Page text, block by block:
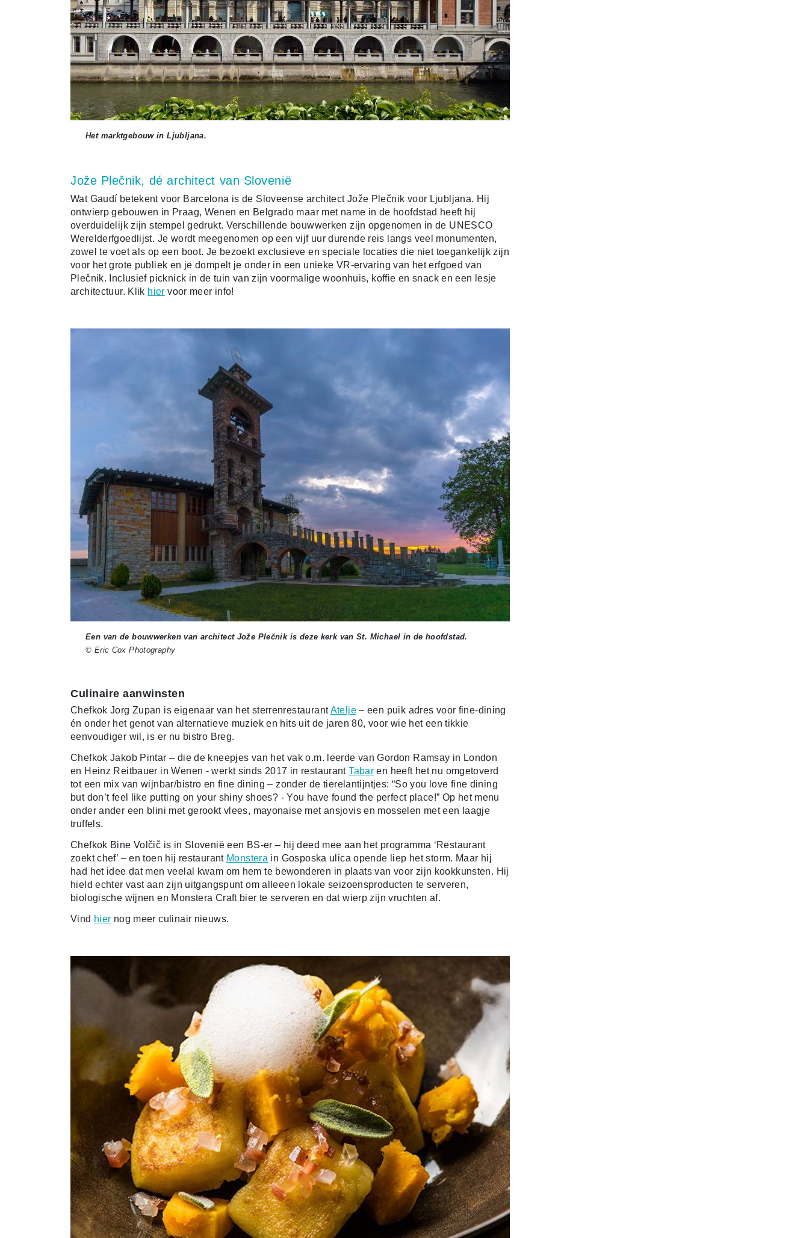
Het marktgebouw in Ljubljana.
Jože Plečnik, dé architect van Slovenië
Wat Gaudí betekent voor Barcelona is de Sloveense architect Jože Plečnik voor Ljubljana. Hij
ontwierp gebouwen in Praag, Wenen en Belgrado maar met name in de hoofdstad heeft hij
overduidelijk zijn stempel gedrukt. Verschillende bouwwerken zijn opgenomen in de UNESCO
Werelderfgoedlijst. Je wordt meegenomen op een vijf uur durende reis langs veel monumenten,
zowel te voet als op een boot. Je bezoekt exclusieve en speciale locaties die niet toegankelijk zijn
voor het grote publiek en je dompelt je onder in een unieke VR-ervaring van het erfgoed van
Plečnik. Inclusief picknick in de tuin van zijn voormalige woonhuis, koffie en snack en een lesje
architectuur. Klik hier voor meer info!
Een van de bouwwerken van architect Jože Plečnik is deze kerk van St. Michael in de hoofdstad.
© Eric Cox Photography
Culinaire aanwinsten
Chefkok Jorg Zupan is eigenaar van het sterrenrestaurantAtelje– een puik adres voor fine-dining
én onder het genot van alternatieve muziek en hits uit de jaren 80, voor wie het een tikkie
eenvoudiger wil, is er nu bistro Breg.
Chefkok Jakob Pintar – die de kneepjes van het vak o.m. leerde van Gordon Ramsay in London
en Heinz Reitbauer in Wenen - werkt sinds 2017 in restaurantTabar en heeft het nu omgetoverd
tot een mix van wijnbar/bistro en fine dining – zonder de tierelantijntjes: “So you love fine dining
but don’t feel like putting on your shiny shoes? - You have found the perfect place!” Op het menu
onder ander een blini met gerookt vlees, mayonaise met ansjovis en mosselen met een laagje
truffels.
Chefkok Bine Volčič is in Slovenië een BS-er – hij deed mee aan het programma ‘Restaurant
zoekt chef’ – en toen hij restaurant Monstera in Gosposka ulica opende liep het storm. Maar hij
had het idee dat men veelal kwam om hem te bewonderen in plaats van voor zijn kookkunsten. Hij
hield echter vast aan zijn uitgangspunt om alleeen lokale seizoensproducten te serveren,
biologische wijnen en Monstera Craft bier te serveren en dat wierp zijn vruchten af.
Vind hier nog meer culinair nieuws.